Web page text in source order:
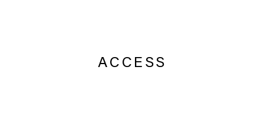
ACCESS